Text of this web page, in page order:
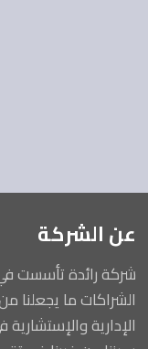
عن الشركة
الشراكات ما يجعلنا
الإدارية